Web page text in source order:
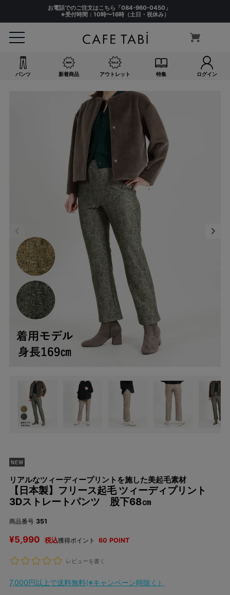
お電話でのご注文はこちら「084-960-0450 」
※受付時間：10時〜16時（土日・祝休み）
パンツ 新着商品 アウトレット 特集 ログイン
リアルなツィーディープリントを施した美起毛素材
【日本製】フリース起毛 ツィーディプリント
3Dストレートパンツ 股下68㎝
商品番号 351
¥5,990 税込獲得ポイント 60 POINT
レビューを書く
7,000円以上で送料無料(※キャンペーン時除く）